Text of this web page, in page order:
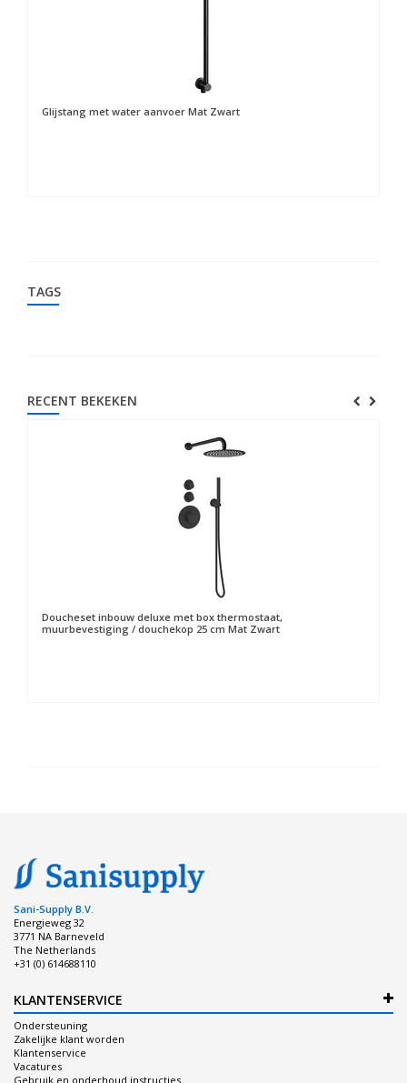
Glijstang met water aanvoer Mat Zwart
TAGS
RECENT BEKEKEN
Doucheset inbouw deluxe met box thermostaat,
muurbevestiging / douchekop 25 cm Mat Zwart
Sani-Supply B.V.
Energieweg 32
3771 NA Barneveld
The Netherlands
+31 (0) 614688110
KLANTENSERVICE
Ondersteuning
Zakelijke klant worden
Klantenservice
Vacatures
Gebruik en onderhoud instructies